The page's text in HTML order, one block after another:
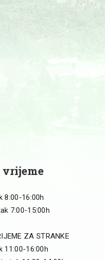
vrijeme
8:00-16:00h
7:00-15:00h
ZA STRANKE
11:00-16:00h